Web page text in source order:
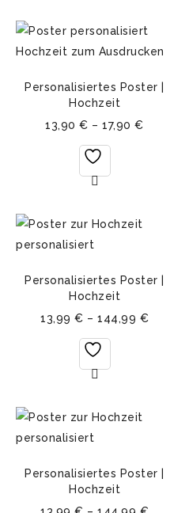
Personalisiertes Poster |
Hochzeit
13,90€ –17,90€
Personalisiertes Poster |
Hochzeit
13,99 € – 144,99 €
Personalisiertes Poster |
Hochzeit